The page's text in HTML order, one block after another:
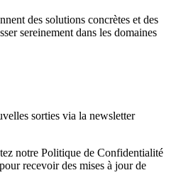
des solutions concrètes et des
sereinement dans les domaines
sorties via la newsletter
notre Politique de Confidentialité
recevoir des mises à jour de